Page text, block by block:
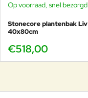
Op voorraad, snel bezorgd
Stonecore plantenbak Liv
40x80cm
€518,00